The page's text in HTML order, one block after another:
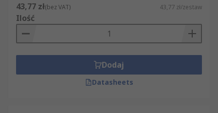
43,77 zł(bez VAT) 43,77 zł/zestaw
Ilość
Dodaj
Datasheets